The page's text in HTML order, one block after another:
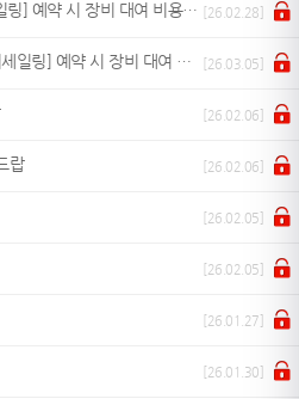
[액티비티] [마나가하섬+패러세일링] 예약 시 장비 대여 비용 문의 [26.02.28]
] 예약 시 장비 대여 비용 문의 [26.03.05]
[26.02.06]
랍 [26.02.06]
[26.02.05]
[26.02.05]
[26.01.27]
[26.01.30]